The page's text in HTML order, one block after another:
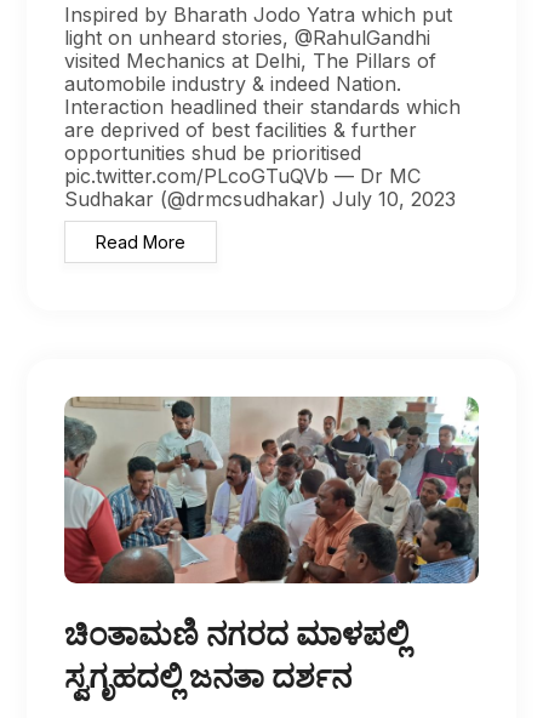
Inspired by Bharath Jodo Yatra which put
light on unheard stories, @RahulGandhi
visited Mechanics at Delhi, The Pillars of
automobile industry & indeed Nation.
Interaction headlined their standards which
are deprived of best facilities & further
opportunities shud be prioritised
pic.twitter.com/PLcoGTuQVb — Dr MC
Sudhakar (@drmcsudhakar) July 10, 2023
Read More
ಚಿಂತಾಮಣಿ ನಗರದ ಮಾಳಪಲ್ಲಿ
ಸ್ವಗೃಹದಲ್ಲಿ ಜನತಾ ದರ್ಶನ